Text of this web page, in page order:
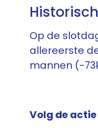
Op de
allereerste
mannen (-
Volg de